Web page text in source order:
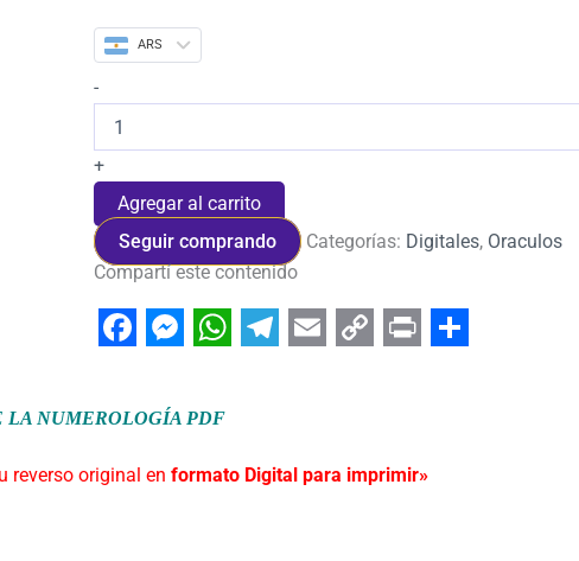
ARS
-
+
Agregar al carrito
Seguir comprando
Categorías: Digitales, Oraculos
Compartí este contenido
LA NUMEROLOGÍA PDF
reverso original en formato Digital para imprimir»